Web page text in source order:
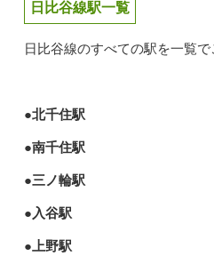
日比谷線駅一覧
日比谷線のすべての駅を一覧で
●北千住駅
●南千住駅
●三ノ輪駅
●入谷駅
●上野駅